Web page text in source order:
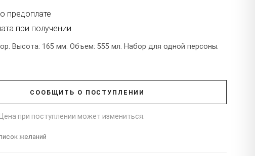
предоплате
при получении
Высота: 165 мм. Объем: 555 мл. Набор для одной персоны.
СООБЩИТЬ О ПОСТУПЛЕНИИ
при поступлении может измениться.
желаний